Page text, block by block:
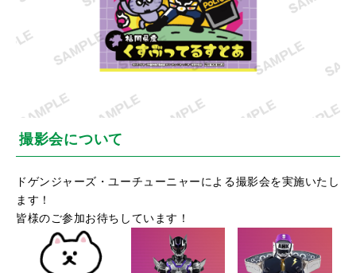
撮影会について
ドゲンジャーズ・ユーチューニャーによる撮影会を実施いたし
ます！
皆様のご参加お待ちしています！